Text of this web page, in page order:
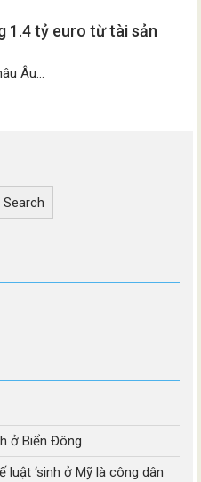
1.4 tỷ euro từ tài sản
Âu...
Search
ở Biển Đông
luật ‘sinh ở Mỹ là công dân